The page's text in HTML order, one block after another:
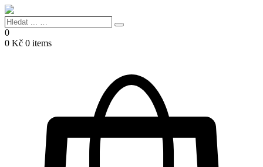
Hledat
...
…
Search
0
0 Kč 0 items